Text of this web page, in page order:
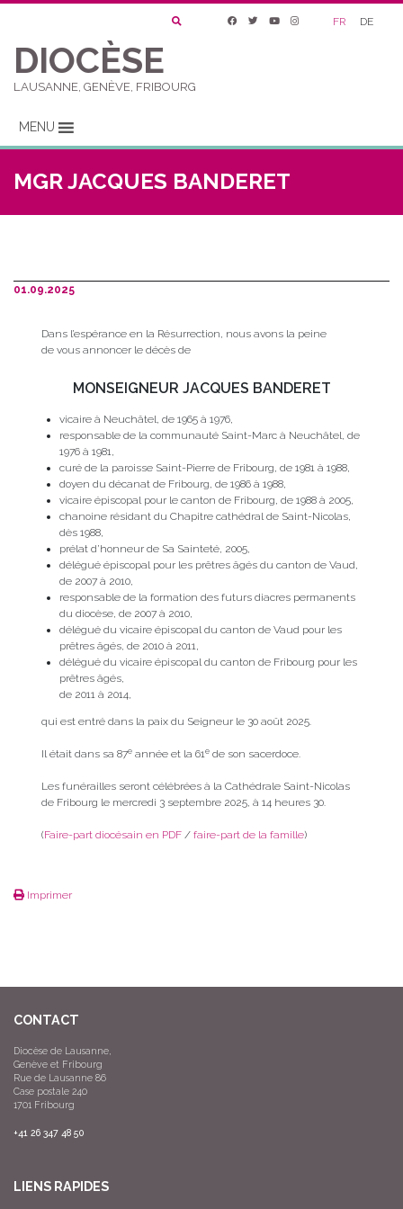
FR DE
DIOCÈSE
LAUSANNE, GENÈVE, FRIBOURG
MENU
MGR JACQUES BANDERET
01.09.2025
Dans l’espérance en la Résurrection, nous avons la peine
de vous annoncer le décès de
MONSEIGNEUR JACQUES BANDERET
vicaire à Neuchâtel, de 1965 à 1976,
responsable de la communauté Saint-Marc à Neuchâtel, de
1976 à 1981,
curé de la paroisse Saint-Pierre de Fribourg, de 1981 à 1988,
doyen du décanat de Fribourg, de 1986 à 1988,
vicaire épiscopal pour le canton de Fribourg, de 1988 à 2005,
chanoine résidant du Chapitre cathédral de Saint-Nicolas,
dès 1988,
prélat d’honneur de Sa Sainteté, 2005,
délégué épiscopal pour les prêtres âgés du canton de Vaud,
de 2007 à 2010,
responsable de la formation des futurs diacres permanents
du diocèse, de 2007 à 2010,
délégué du vicaire épiscopal du canton de Vaud pour les
prêtres âgés, de 2010 à 2011,
délégué du vicaire épiscopal du canton de Fribourg pour les
prêtres âgés,
de 2011 à 2014,
qui est entré dans la paix du Seigneur le 30 août 2025.
Il était dans sa 87eannée et la 61ede son sacerdoce.
Les funérailles seront célébrées à la Cathédrale Saint-Nicolas
de Fribourg le mercredi 3 septembre 2025, à 14 heures 30.
(Faire-part diocésain en PDF/ faire-part de la famille)
Imprimer
CONTACT
Diocèse de Lausanne,
Genève et Fribourg
Rue de Lausanne 86
Case postale 240
1701 Fribourg
+41 26 347 48 50
LIENS RAPIDES